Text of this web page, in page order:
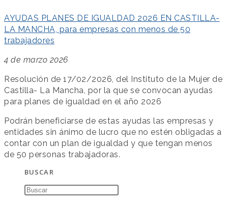
AYUDAS PLANES DE IGUALDAD 2026 EN CASTILLA-
LA MANCHA, para empresas con menos de 50
trabajadores
4 de marzo 2026
Resolución de 17/02/2026, del Instituto de la Mujer de
Castilla- La Mancha, por la que se convocan ayudas
para planes de igualdad en el año 2026
Podrán beneficiarse de estas ayudas las empresas y
entidades sin ánimo de lucro que no estén obligadas a
contar con un plan de igualdad y que tengan menos
de 50 personas trabajadoras.
BUSCAR